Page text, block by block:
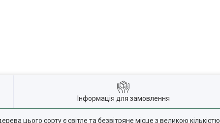
Інформація для замовлення
цього сорту є світле та безвітряне місце з великою кількістю